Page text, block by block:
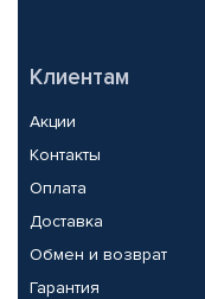
Клиентам
Акции
Контакты
Оплата
Доставка
Обмен и возврат
Гарантия